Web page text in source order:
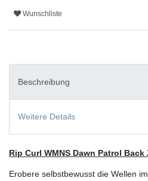
Wunschliste
Beschreibung
Weitere Details
Rip Curl WMNS Dawn Patrol
Erobere selbstbewusst die Wellen